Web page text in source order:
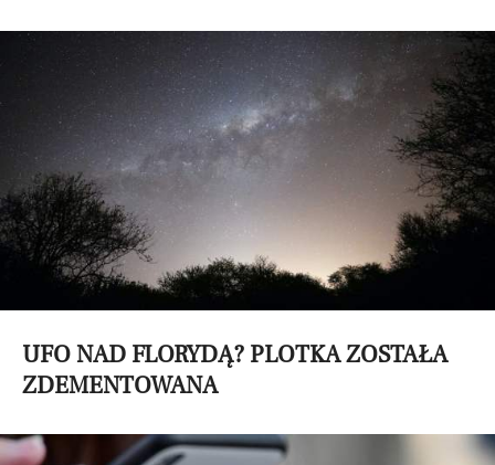
UFO NAD FLORYDĄ? PLOTKA ZOSTAŁA
ZDEMENTOWANA